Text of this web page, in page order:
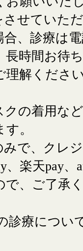
させていた
、診療は
時間お待
理解くださ
クの着用な
。
で、クレ
、楽天pay、
で、ご了承
診療につい